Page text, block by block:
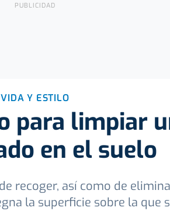
VIDA Y ESTILO
para limpiar
en el suelo
recoger, así como de
la superficie sobre la que